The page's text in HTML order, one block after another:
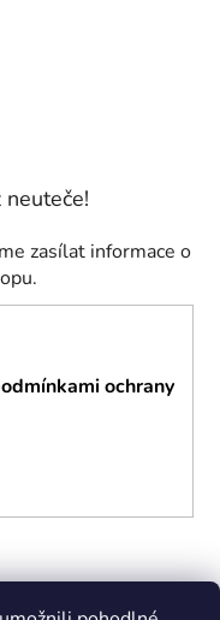
zasílat informace o
ochrany